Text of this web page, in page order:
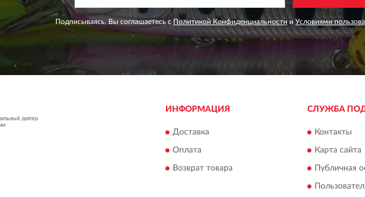
Подписываясь, Вы соглашаетесь с Политикой Конфиденциальности иУсловиями
ИНФОРМАЦИЯ
Доставка
Оплата
Возврат товара
СЛУЖБА
Контакты
Карта сайта
Публичная